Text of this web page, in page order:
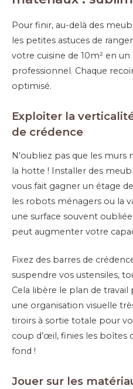
Pour finir, au-delà des
les petites astuces de
votre cuisine de 10m² en un
professionnel. Chaque
optimisé.
Exploiter la
de crédence
N’oubliez pas que les murs
la hotte ! Installer des
vous fait gagner un étage
les robots ménagers ou la
une surface souvent
peut augmenter votre
Fixez des barres de
suspendre vos ustensiles,
Cela libère le plan de
une organisation visuelle
tiroirs à sortie totale pour
coup d’œil, finies les boîtes
fond !
Jouer sur les